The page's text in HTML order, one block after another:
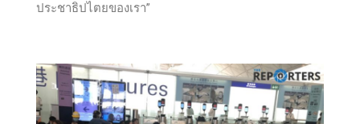
ประชาธิปไตยของเรา”